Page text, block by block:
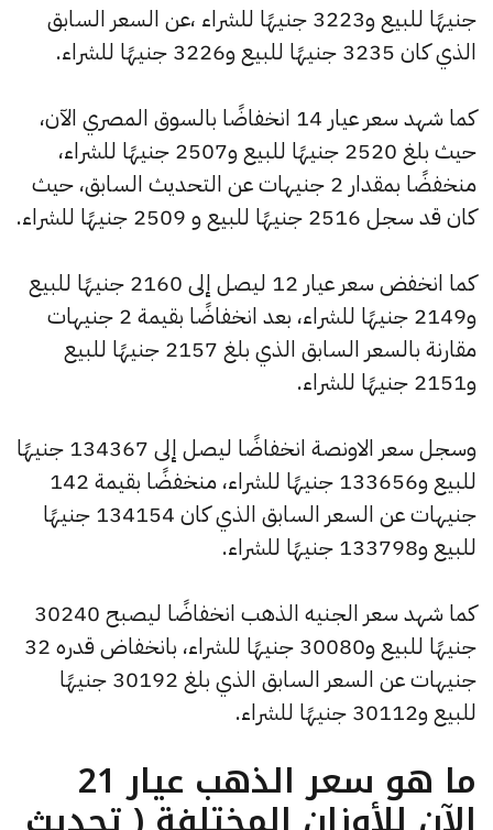
جنيهًا للبيع و3223 جنيهًا للشراء ،عن السعر السابق
الذي كان 3235 جنيهًا للبيع و3226 جنيهًا للشراء.
كما شهد سعر عيار 14 انخفاضًا بالسوق المصري الآن،
حيث بلغ 2520 جنيهًا للبيع و2507 جنيهًا للشراء،
منخفضًا بمقدار 2 جنيهات عن التحديث السابق، حيث
كان قد سجل 2516 جنيهًا للبيع و 2509 جنيهًا للشراء.
كما انخفض سعر عيار 12 ليصل إلى 2160 جنيهًا للبيع
و2149 جنيهًا للشراء، بعد انخفاضًا بقيمة 2 جنيهات
مقارنة بالسعر السابق الذي بلغ 2157 جنيهًا للبيع
و2151 جنيهًا للشراء.
وسجل سعر الاونصة انخفاضًا ليصل إلى 134367 جنيهًا
للبيع و133656 جنيهًا للشراء، منخفضًا بقيمة 142
جنيهات عن السعر السابق الذي كان 134154 جنيهًا
للبيع و133798 جنيهًا للشراء.
كما شهد سعر الجنيه الذهب انخفاضًا ليصبح 30240
جنيهًا للبيع و30080 جنيهًا للشراء، بانخفاض قدره 32
جنيهات عن السعر السابق الذي بلغ 30192 جنيهًا
للبيع و30112 جنيهًا للشراء.
ما هو سعر الذهب عيار 21